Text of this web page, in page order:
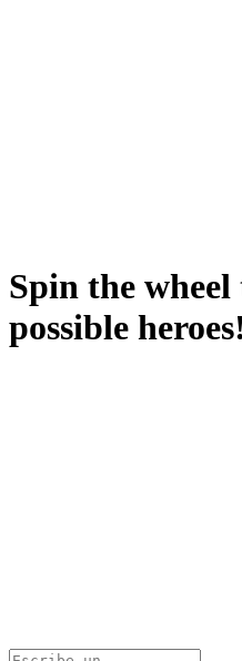
Spin the wheel
possible heroes!